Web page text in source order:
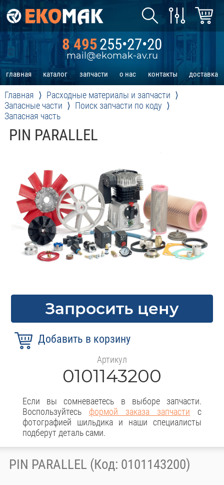
8 495255•27•20
mail@ekomak-av.ru
главная каталог запчасти о нас контакты доставка
Главная
Расходные материалы и запчасти
Запасные части
Поиск запчасти по коду
Запасная часть
PIN PARALLEL
Запросить цену
Артикул
0101143200
Если вы сомневаетесь в выборе запчасти.
Воспользуйтесь формой заказа запчасти с
фотографией шильдика и наши специалисты
подберут деталь сами.
PIN PARALLEL (Код: 0101143200)